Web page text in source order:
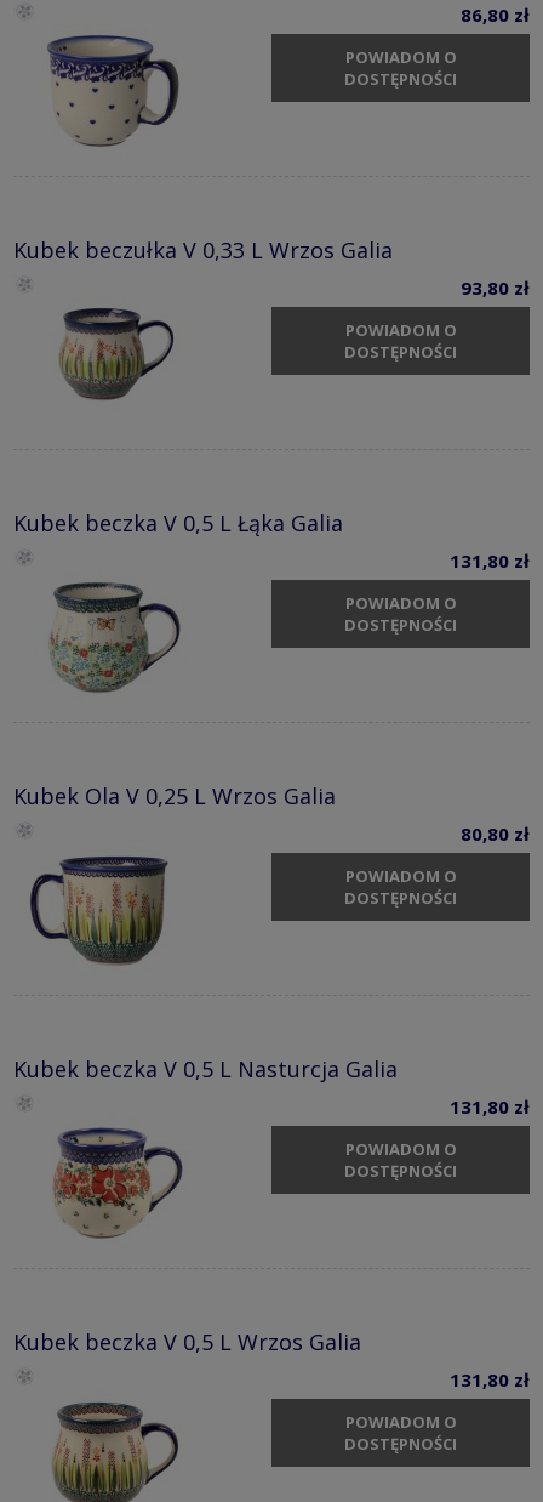
86,80 zł
POWIADOM O
DOSTĘPNOŚCI
Kubek beczułka V 0,33 L Wrzos Galia
93,80 zł
POWIADOM O
DOSTĘPNOŚCI
Kubek beczka V 0,5 L Łąka Galia
131,80 zł
POWIADOM O
DOSTĘPNOŚCI
Kubek Ola V 0,25 L Wrzos Galia
80,80 zł
POWIADOM O
DOSTĘPNOŚCI
Kubek beczka V 0,5 L Nasturcja Galia
131,80 zł
POWIADOM O
DOSTĘPNOŚCI
Kubek beczka V 0,5 L Wrzos Galia
131,80 zł
POWIADOM O
DOSTĘPNOŚCI